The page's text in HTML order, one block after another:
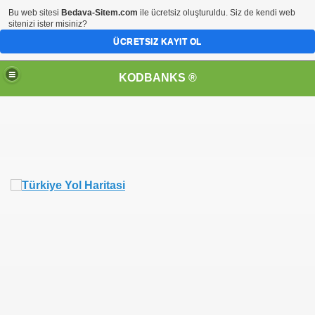
KODBANKS ®
Bu web sitesi Bedava-Sitem.com ile ücretsiz oluşturuldu. Siz de kendi web
sitenizi ister misiniz?
ÜCRETSIZ KAYIT OL